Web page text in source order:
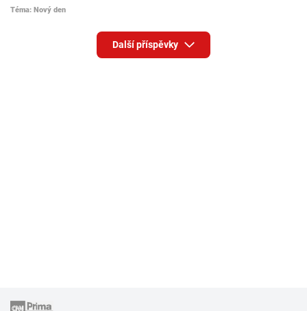
Téma: Nový den
Další příspěvky